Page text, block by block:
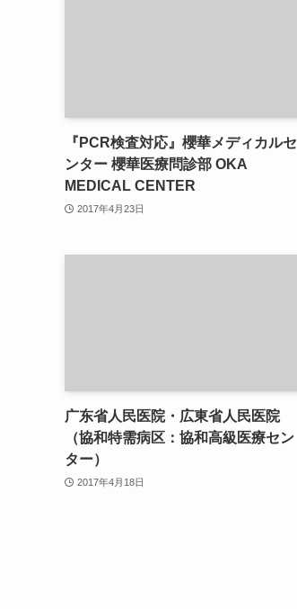
『PCR検査対応』櫻華メディカルセ
ンター 櫻華医療問診部 OKA
MEDICAL CENTER
2017年4月23日
广东省人民医院・広東省人民医院
（協和特需病区：協和高級医療セン
ター）
2017年4月18日